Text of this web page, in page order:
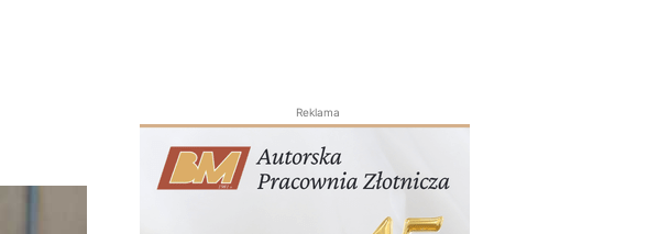
Reklama